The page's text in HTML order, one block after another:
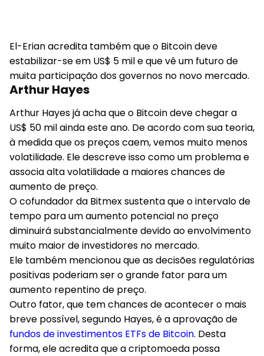
El-Erian acredita também que o Bitcoin deve
estabilizar-se em US$ 5 mil e que vê um futuro de
muita participação dos governos no novo mercado.
Arthur Hayes
Arthur Hayes já acha que o Bitcoin deve chegar a
US$ 50 mil ainda este ano. De acordo com sua teoria,
à medida que os preços caem, vemos muito menos
volatilidade. Ele descreve isso como um problema e
associa alta volatilidade a maiores chances de
aumento de preço.
O cofundador da Bitmex sustenta que o intervalo de
tempo para um aumento potencial no preço
diminuirá substancialmente devido ao envolvimento
muito maior de investidores no mercado.
Ele também mencionou que as decisões regulatórias
positivas poderiam ser o grande fator para um
aumento repentino de preço.
Outro fator, que tem chances de acontecer o mais
breve possível, segundo Hayes, é a aprovação de
fundos de investimentos ETFs de Bitcoin. Desta
forma, ele acredita que a criptomoeda possa